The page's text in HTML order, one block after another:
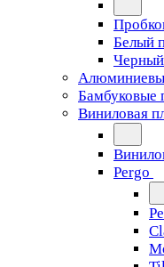
Белый
Черный
Бамбуковые
Виниловая
Pergo